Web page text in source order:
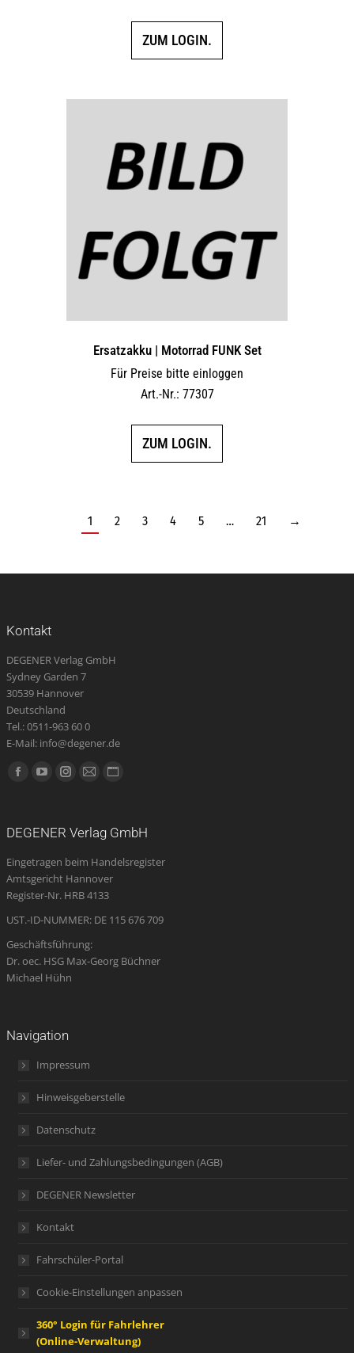
ZUM LOGIN.
Ersatzakku | Motorrad FUNK Set
Für Preise bitte einloggen
Art.-Nr.: 77307
ZUM LOGIN.
1 2 3 4 5 … 21 →
Kontakt
DEGENER Verlag GmbH
Sydney Garden 7
30539 Hannover
Deutschland
Tel.: 0511-963 60 0
E-Mail: info@degener.de
Finden Sie uns auf:
Facebook
new
window
YouTube
new
window
Instagram
new
window
E-
opens
in
new
Website
new
DEGENER Verlag GmbH
Eingetragen beim Handelsregister
Amtsgericht Hannover
Register-Nr. HRB 4133
UST.-ID-NUMMER: DE 115 676 709
Geschäftsführung:
Dr. oec. HSG Max-Georg Büchner
Michael Hühn
Navigation
Impressum
Hinweisgeberstelle
Datenschutz
Liefer- und Zahlungsbedingungen (AGB)
DEGENER Newsletter
Kontakt
Fahrschüler-Portal
Cookie-Einstellungen anpassen
360° Login für Fahrlehrer
(Online-Verwaltung)